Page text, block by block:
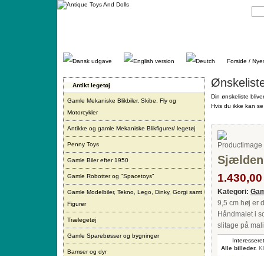
Gå
Forside /
Antikt legetøj
Gamle Mekaniske Blikbiler, Skibe, Fly og
Motorcykler
Antikke og gamle Mekaniske Blikfigurer/ legetøj
Penny Toys
Gamle Biler efter 1950
Gamle Robotter og "Spacetoys"
Gamle Modelbiler, Tekno, Lego, Dinky, Gorgi samt
Figurer
Trælegetøj
Gamle Sparebøsser og bygninger
Bamser og dyr
Din ønskeliste
Hvis du ikke kan
Sjælden
Kategori:
9,5 cm høj er
Håndmalet i
slitage på
Alle billeder.